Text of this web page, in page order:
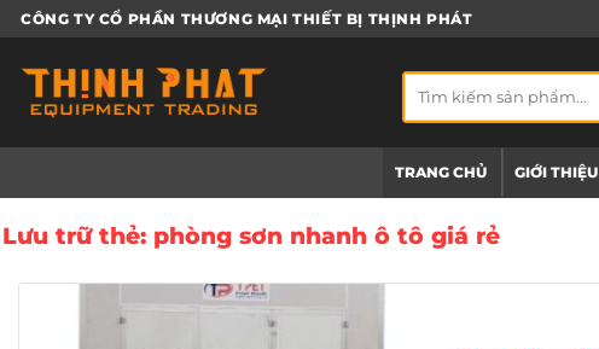
Bỏ
nội
dung
CÔNG TY CỔ PHẦN THƯƠNG MẠI THIẾT BỊ THỊNH PHÁT
kiếm:
TRANG CHỦ GIỚI THIỆU
Lưu trữ thẻ: phòng sơn nhanh ô tô giá rẻ